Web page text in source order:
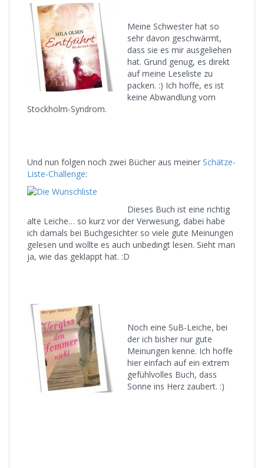
Meine Schwester hat so
sehr davon geschwärmt,
dass sie es mir ausgeliehen
hat. Grund genug, es direkt
auf meine Leseliste zu
packen. :) Ich hoffe, es ist
keine Abwandlung vom
Stockholm-Syndrom.
Und nun folgen noch zwei Bücher aus meiner Schätze-
Liste-Challenge:
Dieses Buch ist eine richtig
alte Leiche… so kurz vor der Verwesung, dabei habe
ich damals bei Buchgesichter so viele gute Meinungen
gelesen und wollte es auch unbedingt lesen. Sieht man
ja, wie das geklappt hat. :D
Noch eine SuB-Leiche, bei
der ich bisher nur gute
Meinungen kenne. Ich hoffe
hier einfach auf ein extrem
gefühlvolles Buch, dass
Sonne ins Herz zaubert. :)